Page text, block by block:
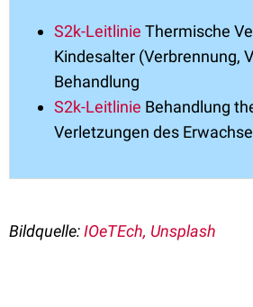
S2k-Leitlinie Thermische
Kindesalter (Verbrennung,
Behandlung
S2k-Leitlinie Behandlung
Verletzungen des
Bildquelle:IOeTEch, Unsplash